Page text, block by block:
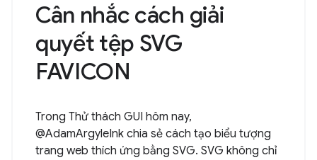
Cân nhắc cách giải
quyết tệp SVG
FAVICON
Trong Thử thách GUI hôm nay,
@AdamArgyleInk chia sẻ cách tạo biểu tượng
trang web thích ứng bằng SVG. SVG không chỉ